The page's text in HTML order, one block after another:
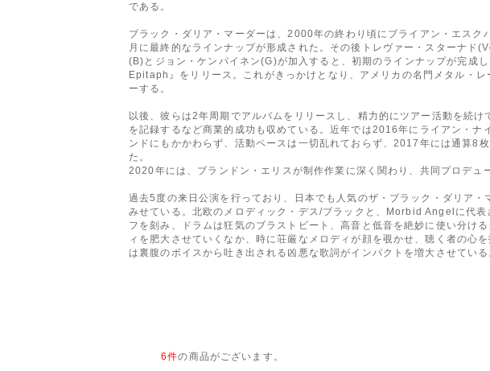
である。
ブラック・ダリア・マーダーは、2000年の終わり頃にブライアン・エス
月に最終的なラインナップが形成された。その後トレヴァー・スターナド
(B)とジョン・ケンパイネン(G)が加入すると、初期のラインナップが完
Epitaph』をリリース。これがきっかけとなり、アメリカの名門メタル・
ーする。
以後、彼らは2年周期でアルバムをリリースし、精力的にツアー活動を続
を記録するなど商業的成功も収めている。近年では2016年にライアン・
ンドにもかかわらず、活動ペースは一切乱れておらず、2017年には通算8
た。
2020年には、ブランドン・エリスが制作作業に深く関わり、共同プロデ
過去5度の来日公演を行っており、日本でも人気のザ・ブラック・ダリア
みせている。北欧のメロディック・デス/ブラックと、Morbid Angelに代
フを刻み、ドラムは狂気のブラストビート、高音と低音を絶妙に使い分け
ィを肥大させていくなか、時に荘厳なメロディが顔を覗かせ、聴く者の心
は裏腹のボイスから吐き出される凶悪な歌詞がインパクトを増大させてい
6件の商品がございます。